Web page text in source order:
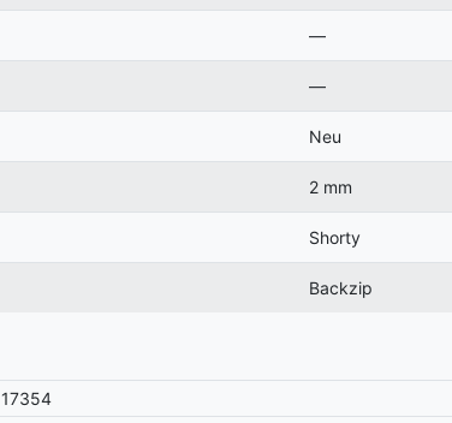
—
—
Neu
2 mm
Shorty
Backzip
17354